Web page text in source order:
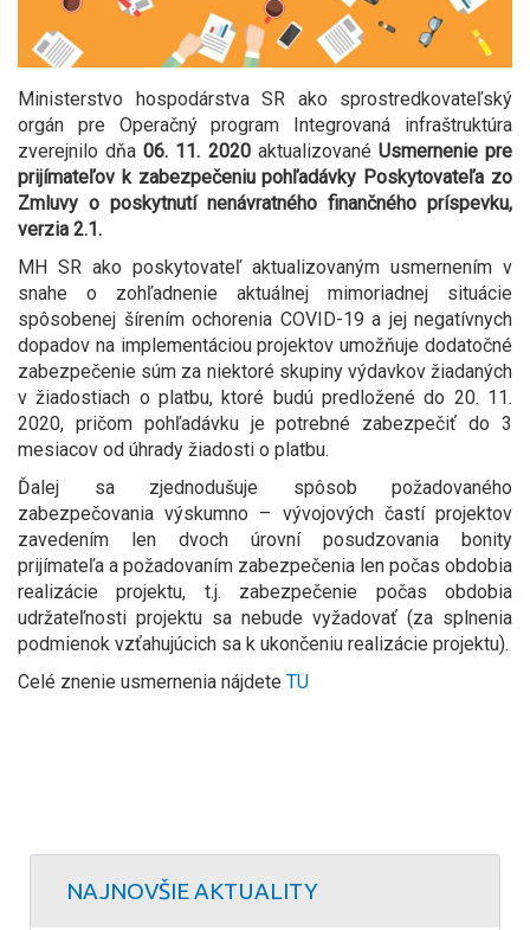
Ministerstvo hospodárstva SR ako sprostredkovateľský
orgán pre Operačný program Integrovaná infraštruktúra
zverejnilo dňa06. 11. 2020aktualizované Usmernenie pre
prijímateľov k zabezpečeniu pohľadávky Poskytovateľa zo
Zmluvy o poskytnutí nenávratného finančného príspevku,
verzia 2.1.
MH SR ako poskytovateľ aktualizovaným usmernením v
snahe o zohľadnenie aktuálnej mimoriadnej situácie
spôsobenej šírením ochorenia COVID-19 a jej negatívnych
dopadov na implementáciou projektov umožňuje dodatočné
zabezpečenie súm za niektoré skupiny výdavkov žiadaných
v žiadostiach o platbu, ktoré budú predložené do 20. 11.
2020, pričom pohľadávku je potrebné zabezpečiť do 3
mesiacov od úhrady žiadosti o platbu.
Ďalej sa zjednodušuje spôsob požadovaného
zabezpečovania výskumno – vývojových častí projektov
zavedením len dvoch úrovní posudzovania bonity
prijímateľa a požadovaním zabezpečenia len počas obdobia
realizácie projektu, t.j. zabezpečenie počas obdobia
udržateľnosti projektu sa nebude vyžadovať (za splnenia
podmienok vzťahujúcich sa k ukončeniu realizácie projektu).
Celé znenie usmernenia nájdete TU
NAJNOVŠIE AKTUALITY